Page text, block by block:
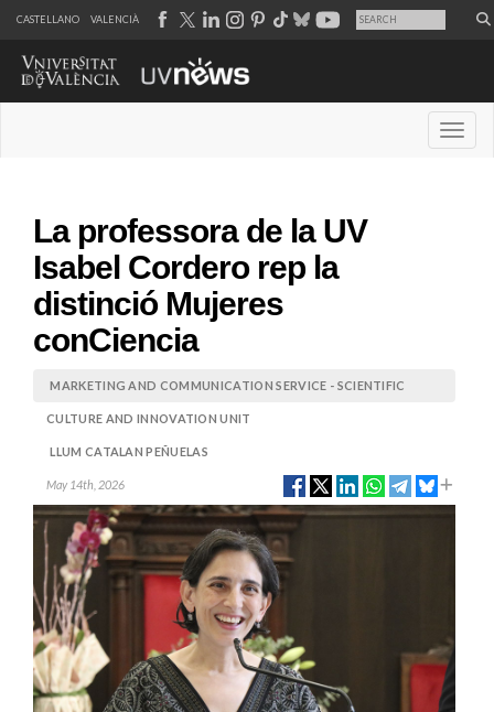
CASTELLANO VALENCIÀ
La professora de la UV
Isabel Cordero rep la
distinció Mujeres
conCiencia
MARKETING AND COMMUNICATION SERVICE - SCIENTIFIC
CULTURE AND INNOVATION UNIT
LLUM CATALAN PEÑUELAS
May 14th, 2026